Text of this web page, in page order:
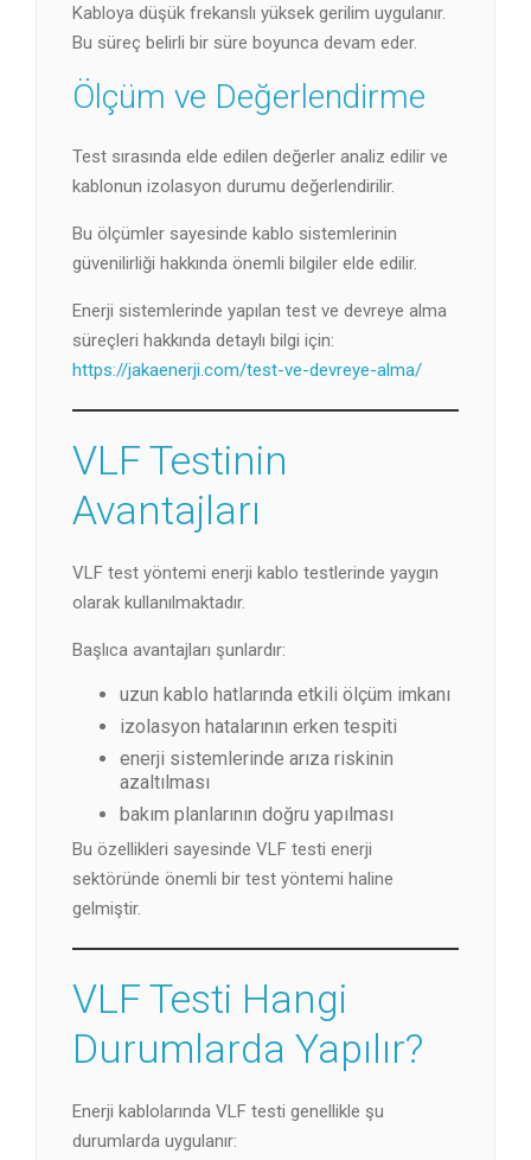
Kabloya düşük frekanslı yüksek gerilim uygulanır.
Bu süreç belirli bir süre boyunca devam eder.
Ölçüm ve Değerlendirme
Test sırasında elde edilen değerler analiz edilir ve
kablonun izolasyon durumu değerlendirilir.
Bu ölçümler sayesinde kablo sistemlerinin
güvenilirliği hakkında önemli bilgiler elde edilir.
Enerji sistemlerinde yapılan test ve devreye alma
süreçleri hakkında detaylı bilgi için:
https://jakaenerji.com/test-ve-devreye-alma/
VLF Testinin
Avantajları
VLF test yöntemi enerji kablo testlerinde yaygın
olarak kullanılmaktadır.
Başlıca avantajları şunlardır:
uzun kablo hatlarında etkili ölçüm imkanı
izolasyon hatalarının erken tespiti
enerji sistemlerinde arıza riskinin
azaltılması
bakım planlarının doğru yapılması
Bu özellikleri sayesinde VLF testi enerji
sektöründe önemli bir test yöntemi haline
gelmiştir.
VLF Testi Hangi
Durumlarda Yapılır?
Enerji kablolarında VLF testi genellikle şu
durumlarda uygulanır: